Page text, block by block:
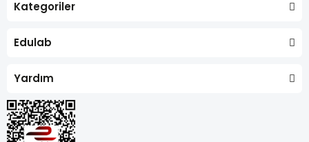
Kategoriler
Edulab
Yardım